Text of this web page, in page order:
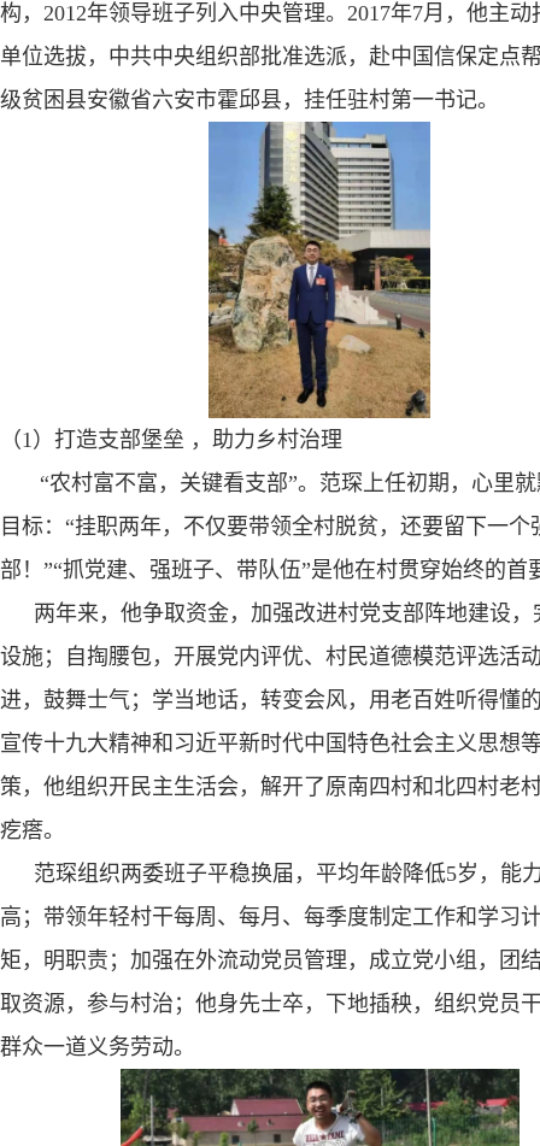
构， 2012年领导班子列入中央管理。 2017年7月，他主动
单位选拔，中共中央组织部批准选派，赴中国信保定点
级贫困县安徽省六安市霍邱县，挂任驻村第一书记。
（1 ）打造支部堡垒 ，助力乡村治理
“农村富不富，关键看支部”。范琛上任初期，心里
目标：“挂职两年，不仅要带领全村脱贫，还要留下一个
部！”“抓党建、强班子、带队伍”是他在村贯穿始终的首
两年来，他争取资金，加强改进村党支部阵地建设，
设施；自掏腰包，开展党内评优、村民道德模范评选活
进，鼓舞士气；学当地话，转变会风，用老百姓听得懂
宣传十九大精神和习近平新时代中国特色社会主义思想
策，他组织开民主生活会，解开了原南四村和北四村老
疙瘩。
范琛组织两委班子平稳换届，平均年龄降低5岁，能
高；带领年轻村干每周、每月、每季度制定工作和学习
矩，明职责；加强在外流动党员管理，成立党小组，团
取资源，参与村治；他身先士卒，下地插秧，组织党员
群众一道义务劳动。